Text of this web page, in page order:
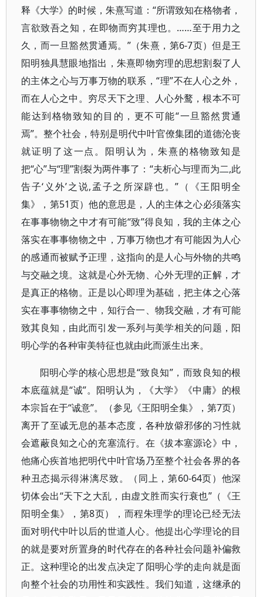
释《大学》的时候，朱熹写道：“所谓致知在格物者，
言欲致吾之知，在即物而穷其理也。……至于用力之
久，而一旦豁然贯通焉。”（朱熹，第6-7页）但是王
阳明独具慧眼地指出，朱熹即物穷理的思想割裂了人
的主体之心与万事万物的联系，“理”不在人心之外，
而在人心之中。穷尽天下之理、人心外鹜，根本不可
能达到格物致知的目的，更不可能“一旦豁然贯通
焉”。整个社会，特别是明代中叶官僚集团的道德沦丧
就证明了这一点。阳明认为，朱熹的格物致知是
把“心”与“理”割裂为两件事了：“夫析心与理而为二,此
告子‘义外’之说,孟子之所深辟也。”（《王阳明全
集》，第51页）他的意思是，人的主体之心必须落实
在事事物物之中才有可能“致”得良知，我的主体之心
落实在事事物物之中，万事万物也才有可能因为人心
的感通而被赋予正理，这指向的是人心与外物的共鸣
与交融之境。这就是心外无物、心外无理的正解，才
是真正的格物。正是以心即理为基础，把主体之心落
实在事事物物之中，知行合一、物我交融，才有可能
致其良知，由此而引发一系列与美学相关的问题，阳
明心学的各种审美特征也就由此而派生出来。
阳明心学的核心思想是“致良知”，而致良知的根
本底蕴就是“诚”。阳明认为，《大学》《中庸》的根
本宗旨在于“诚意”。（参见《王阳明全集》，第7页）
离开了至诚无息的基本态度，各种放僻邪侈的习性就
会遮蔽良知之心的充塞流行。在《拔本塞源论》中，
他痛心疾首地把明代中叶官场乃至整个社会各界的各
种丑态揭示得淋漓尽致。（同上，第60-64页）他深
切体会出“天下之大乱，由虚文胜而实行衰也”（《王
阳明全集》，第8页），而程朱理学的理论已经无法
面对明代中叶以后的世道人心。他提出心学理论的目
的就是要对所置身的时代存在的各种社会问题补偏救
正。这种理论的出发点决定了阳明心学的走向就是面
向整个社会的功用性和实践性。我们知道，这继承的